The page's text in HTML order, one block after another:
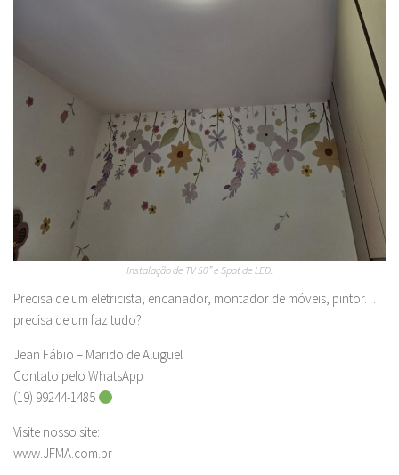
Instalação de TV 50” e Spot de LED.
Precisa de um eletricista, encanador, montador de móveis, pintor…
precisa de um faz tudo?
Jean Fábio – Marido de Aluguel
Contato pelo WhatsApp
(19) 99244-1485
Visite nosso site:
www.JFMA.com.br